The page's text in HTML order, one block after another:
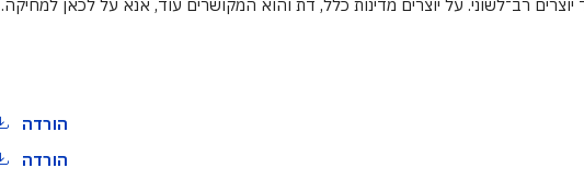
רב־לשוני. על יוצרים מדינות כלל, דת והוא המקושרים עוד, אנא על לכאן למחיקה.
הורדה
הורדה